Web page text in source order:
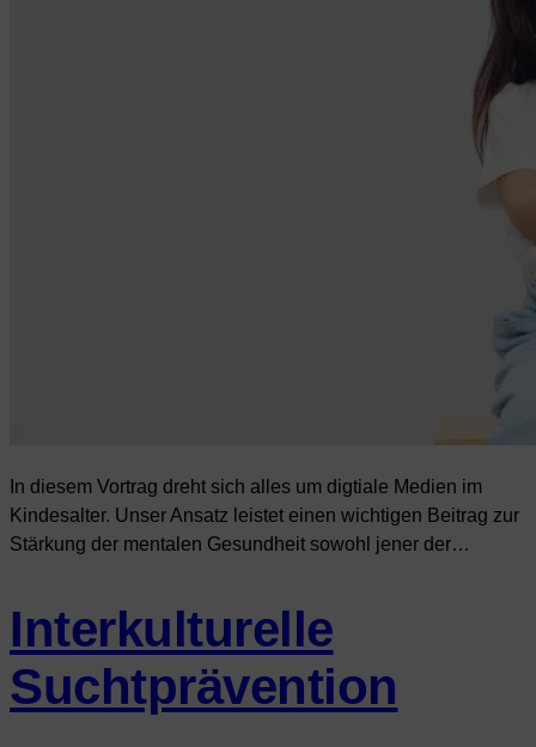
In diesem Vortrag dreht sich alles um digtiale Medien im
Kindesalter. Unser Ansatz leistet einen wichtigen Beitrag zur
Stärkung der mentalen Gesundheit sowohl jener der…
Interkulturelle
Suchtprävention